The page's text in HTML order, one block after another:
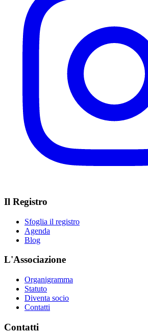
Il Registro
Sfoglia il registro
Agenda
Blog
L'Associazione
Organigramma
Statuto
Diventa socio
Contatti
Contatti